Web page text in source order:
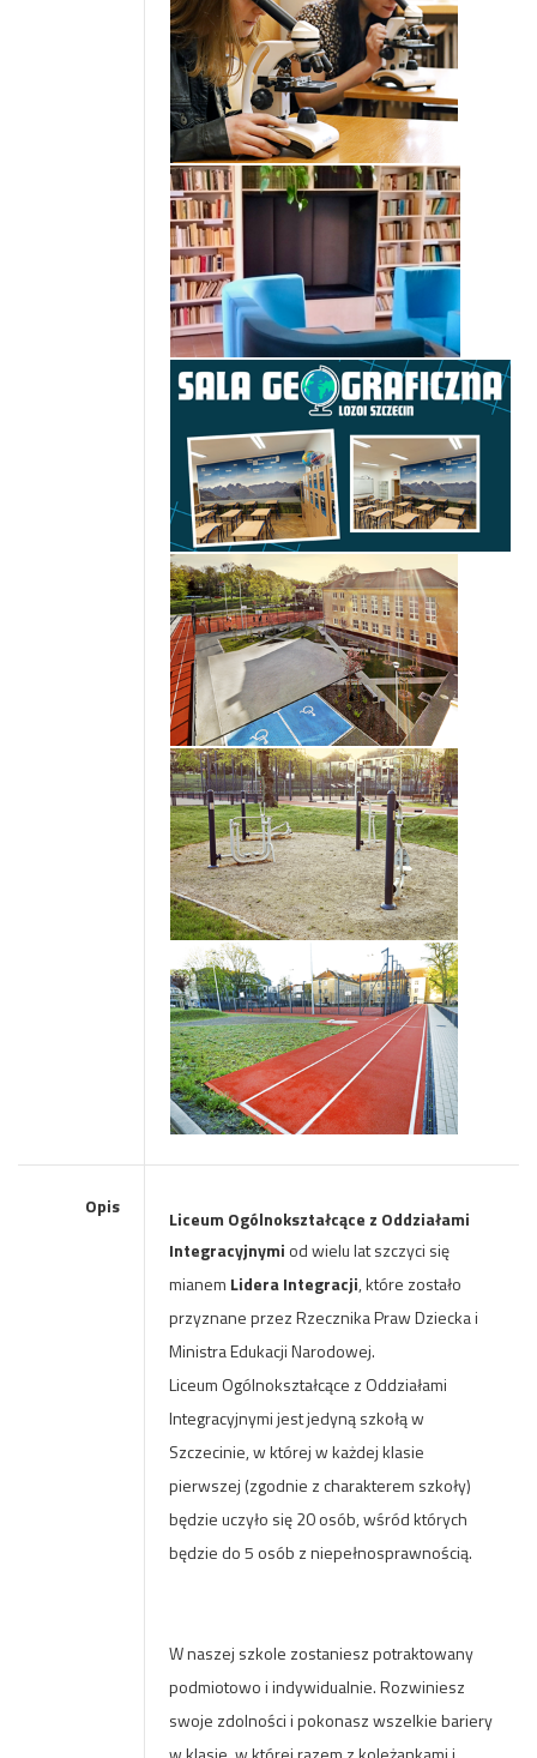
Opis
Liceum Ogólnokształcące z Oddziałami
Integracyjnymi od wielu lat szczyci się
mianem Lidera Integracji, które zostało
przyznane przez Rzecznika Praw Dziecka i
Ministra Edukacji Narodowej.
Liceum Ogólnokształcące z Oddziałami
Integracyjnymi jest jedyną szkołą w
Szczecinie, w której w każdej klasie
pierwszej (zgodnie z charakterem szkoły)
będzie uczyło się 20 osób, wśród których
będzie do 5 osób z niepełnosprawnością.
W naszej szkole zostaniesz potraktowany
podmiotowo i indywidualnie. Rozwiniesz
swoje zdolności i pokonasz wszelkie bariery